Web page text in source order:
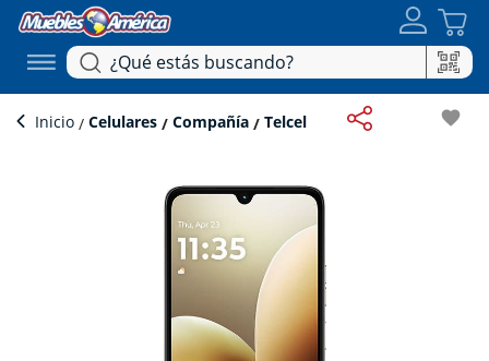
Inicio Celulares Compañía Telcel favorite